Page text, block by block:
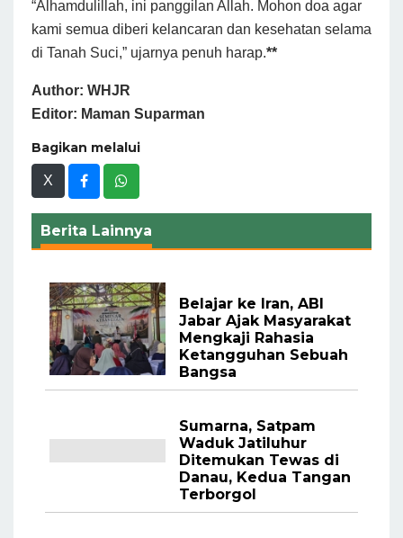
“Alhamdulillah, ini panggilan Allah. Mohon doa agar
kami semua diberi kelancaran dan kesehatan selama
di Tanah Suci,” ujarnya penuh harap.**
Author: WHJR
Editor: Maman Suparman
Bagikan melalui
X
Berita Lainnya
Belajar ke Iran, ABI
Jabar Ajak Masyarakat
Mengkaji Rahasia
Ketangguhan Sebuah
Bangsa
Sumarna, Satpam
Waduk Jatiluhur
Ditemukan Tewas di
Danau, Kedua Tangan
Terborgol